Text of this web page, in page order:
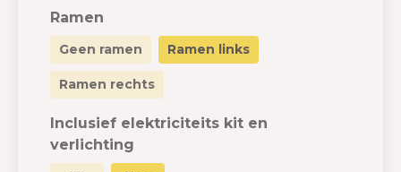
Ramen
Geen ramen Ramen links
Ramen rechts
Inclusief elektriciteits kit en
verlichting